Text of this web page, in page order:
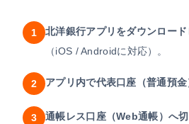
1 北洋銀行アプリをダウンロード
（iOS / Androidに対応）。
2 アプリ内で代表口座（普通預金
3 通帳レス口座（Web通帳）へ